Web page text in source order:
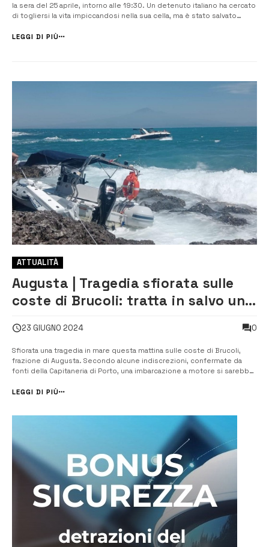
la sera del 25 aprile, intorno alle 19:30. Un detenuto italiano ha cercato
di togliersi la vita impiccandosi nella sua cella, ma è stato salvato
A rendere nota la vicenda è stato il Sappe (S...
LEGGI DI PIÙ
ATTUALITÀ
Augusta | Tragedia sfiorata sulle
coste di Brucoli: tratta in salvo una
23 GIUGNO 2024 0
Sfiorata una tragedia in mare questa mattina sulle coste di Brucoli,
frazione di Augusta. Secondo alcune indiscrezioni, confermate da
fonti della Capitaneria di Porto, una imbarcazione a motore si sarebbe
mare agitato. Coinvolti quattro adulti e due bambini, con lievi
LEGGI DI PIÙ